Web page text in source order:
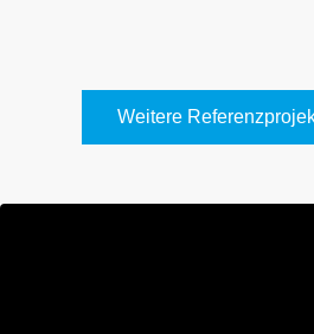
Weitere